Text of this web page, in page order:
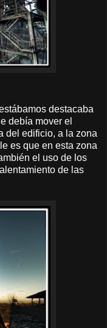
destacaba
debía mover el
del edificio, a la zona
es que en esta zona
el uso de los
de las